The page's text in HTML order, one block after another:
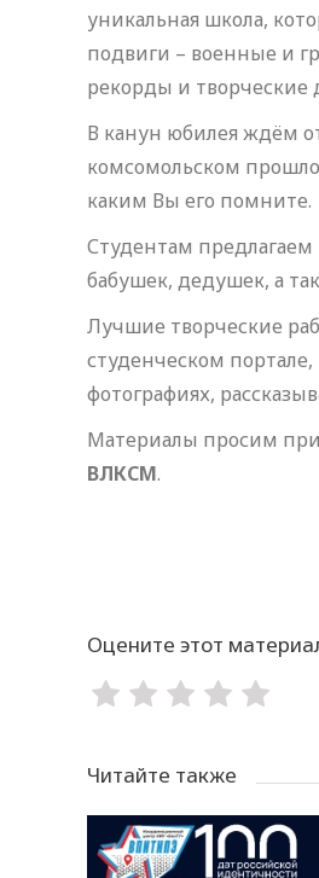
уникальная школа,
подвиги – военные и
рекорды и творческие
В канун юбилея ждём
комсомольском
каким Вы его помните.
Студентам предлагаем
бабушек, дедушек, а
Лучшие творческие
студенческом портале,
фотографиях,
Материалы просим
ВЛКСМ.
Оцените этот
Читайте также